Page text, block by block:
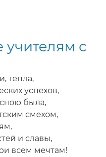
учителям с
тепла,
успехов,
была,
смехом,
и славы,
всем мечтам!